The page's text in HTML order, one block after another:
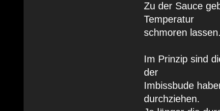
Zu der Sauce
Temperatur
schmoren
Im Prinzip sind
der
Imbissbude
durchziehen.